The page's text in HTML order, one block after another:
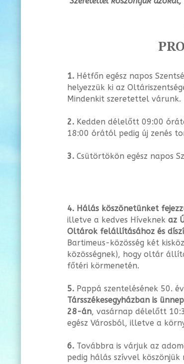
1. Hétfőn egész napos
helyezzük ki az
Mindenkit szeretettel várunk.
2.Kedden délelőtt 09:00
18:00 órától pedig új zenés
3.Csütörtökön egész napos
4. Hálás köszönetünket
illetve a kedves Híveknek az
Oltárok felállításához és
Bartimeus-közösség két
közösségnek), hogy oltár
főtéri kör­menetén.
5.Pappá szentelésének 50.
Társszékesegyházban is
28-án, vasárnap délelőtt
egész Városból, illetve a
6.Továbbra is várjuk az
pedig hálás szívvel köszönjük